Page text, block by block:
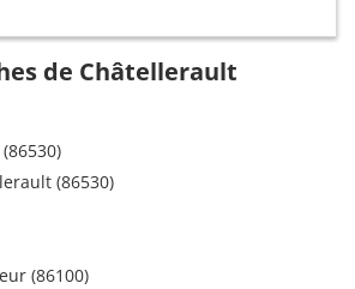
de Châtellerault
(86530)
(86100)